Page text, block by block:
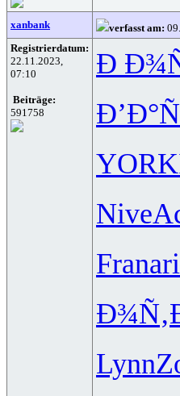
xanbank verfasst am:
Registrierdatum:
22.11.2023,
07:10
Beiträge:
591758
Ð
YORK
Nive
Fran
Lynn